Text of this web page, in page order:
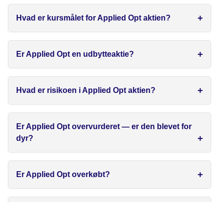
Hvad er kursmålet for Applied Opt aktien?
Er Applied Opt en udbytteaktie?
Hvad er risikoen i Applied Opt aktien?
Er Applied Opt overvurderet — er den blevet for
dyr?
Er Applied Opt overkøbt?